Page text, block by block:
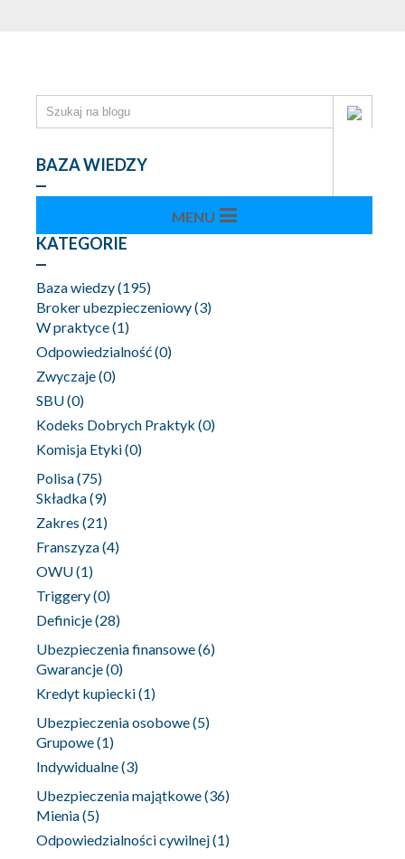
BAZA WIEDZY
KATEGORIE
Baza wiedzy(195)
Broker ubezpieczeniowy(3)
W praktyce(1)
Odpowiedzialność(0)
Zwyczaje(0)
SBU(0)
Kodeks Dobrych Praktyk (0)
Komisja Etyki(0)
Polisa(75)
Składka(9)
Zakres (21)
Franszyza(4)
OWU(1)
Triggery(0)
Definicje(28)
Ubezpieczenia finansowe(6)
Gwarancje(0)
Kredyt kupiecki(1)
Ubezpieczenia osobowe(5)
Grupowe(1)
Indywidualne(3)
Ubezpieczenia majątkowe(36)
Mienia(5)
Odpowiedzialności cywilnej(1)